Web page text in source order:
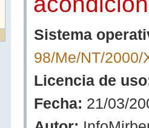
Sistema
98/Me/NT/2000/
Licencia de
Fecha: 21/03/